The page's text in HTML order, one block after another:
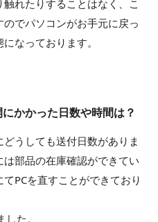
れたりすることはなく、こ
でパソコンがお手元に戻っ
なっております。
かかった日数や時間は？
うしても送付日数がありま
部品の在庫確認ができてい
PCを直すことができており
た。